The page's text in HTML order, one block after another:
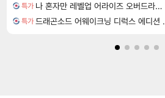
특가 나 혼자만 레벨업 어라이즈 오버드라이브 Solo Leveling Arise
특가 드래곤소드 어